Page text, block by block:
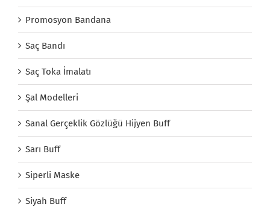
Promosyon Bandana
Saç Bandı
Saç Toka İmalatı
Şal Modelleri
Sanal Gerçeklik Gözlüğü Hijyen Buff
Sarı Buff
Siperli Maske
Siyah Buff